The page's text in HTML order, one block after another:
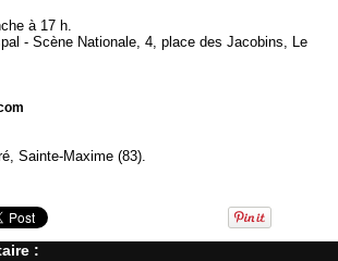
à 17 h.
- Scène Nationale, 4, place des Jacobins, Le
Sainte-Maxime (83).
: